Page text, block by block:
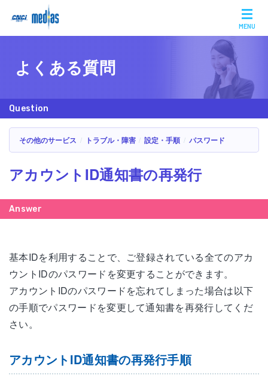
MENU
よくある質問
その他のサービス トラブル・障害 設定・手順 パスワード
アカウントID通知書の再発行
基本IDを利用することで、ご登録されている全てのアカ
ウントIDのパスワードを変更することができます。
アカウントIDのパスワードを忘れてしまった場合は以下
の手順でパスワードを変更して通知書を再発行してくだ
さい。
アカウントID通知書の再発行手順